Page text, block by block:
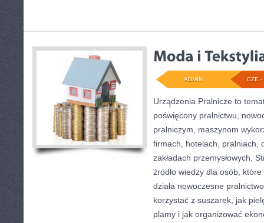
CZE -
ADMIN
Urządzenia Pralnicze to
poświęcony pralnictwu,
pralniczym, maszynom
firmach, hotelach, pralniach,
zakładach przemysłowych.
źródło wiedzy dla osób,
działa nowoczesne
korzystać z suszarek, jak
plamy i jak organizować